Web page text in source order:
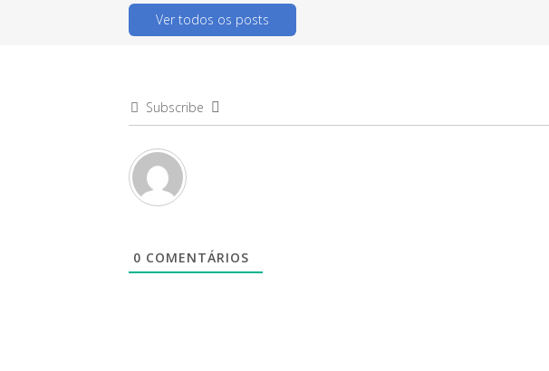
Ver todos os posts
Subscribe
0 COMENTÁRIOS